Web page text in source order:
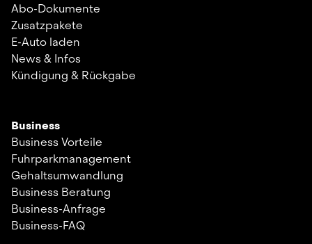
Abo-Dokumente
Zusatzpakete
E-Auto laden
News & Infos
Kündigung & Rückgabe
Business
Business Vorteile
Fuhrparkmanagement
Gehaltsumwandlung
Business Beratung
Business-Anfrage
Business-FAQ